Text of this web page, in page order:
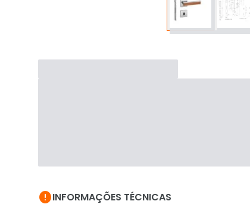
INFORMAÇÕES TÉCNICAS